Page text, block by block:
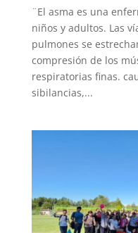
¨El asma es una
niños y adultos. Las
pulmones se
compresión de los
respiratorias finas.
sibilancias,...